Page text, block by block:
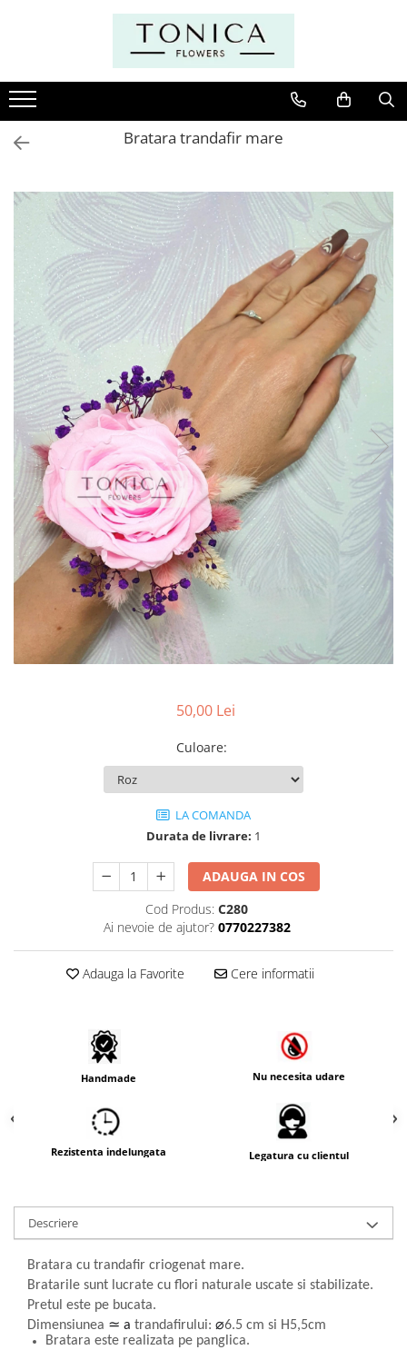
Bratara trandafir mare
50,00 Lei
Culoare:
LA COMANDA
Durata de livrare: 1
ADAUGA IN COS
Cod Produs: C280
Ai nevoie de ajutor? 0770227382
Adauga la Favorite Cere informatii
Handmade Nu necesita udare
Rezistenta indelungata Legatura cu clientul
Descriere
Bratara cu trandafir criogenat mare.
Bratarile sunt lucrate cu flori naturale uscate si stabilizate.
Pretul este pe bucata.
Dimensiunea ≃ a trandafirului: ⌀6.5 cm si H5,5cm
Bratara este realizata pe panglica.